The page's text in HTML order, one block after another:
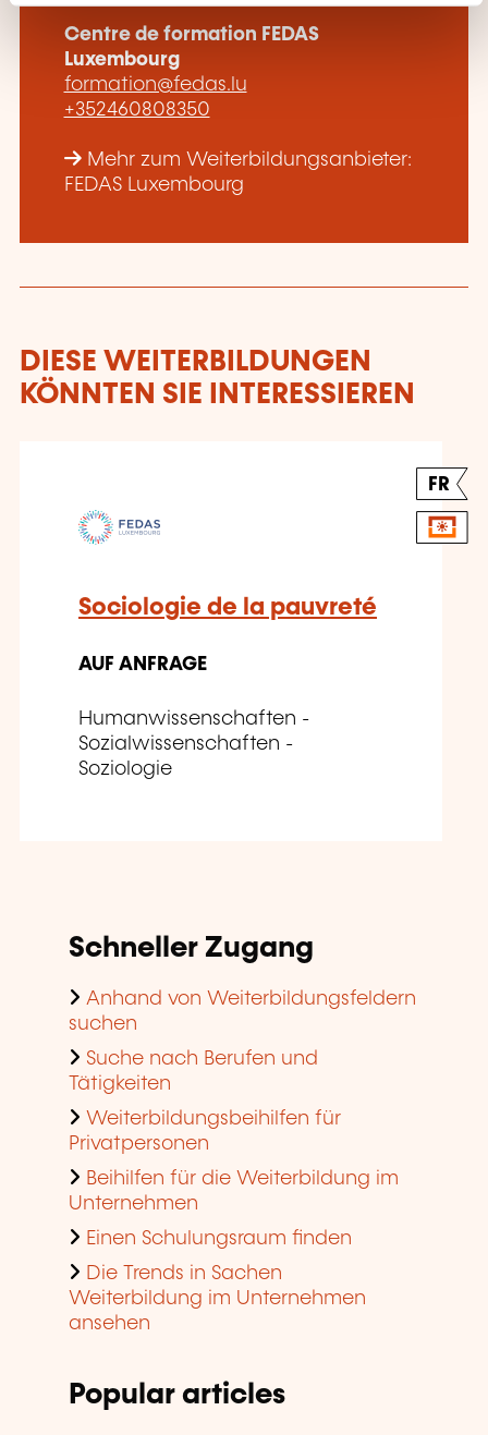
Centre de formation FEDAS
Luxembourg
formation@fedas.lu
+352460808350
Mehr zum Weiterbildungsanbieter:
FEDAS Luxembourg
DIESE WEITERBILDUNGEN
KÖNNTEN SIE INTERESSIEREN
FR
Sociologie de la pauvreté
AUF ANFRAGE
Humanwissenschaften -
Sozialwissenschaften -
Soziologie
Schneller Zugang
Anhand von Weiterbildungsfeldern
suchen
Suche nach Berufen und
Tätigkeiten
Weiterbildungsbeihilfen für
Privatpersonen
Beihilfen für die Weiterbildung im
Unternehmen
Einen Schulungsraum finden
Die Trends in Sachen
Weiterbildung im Unternehmen
ansehen
Popular articles